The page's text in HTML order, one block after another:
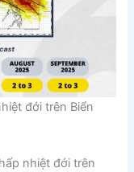
đới trên Biển
nhiệt đới trên